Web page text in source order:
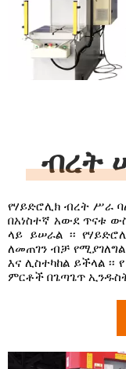
ብረት
የሃይድሮሊክ ብረት ሥራ
በአነስተኛ አውደ ጥናቱ
ላይ ይሠራል ፡፡
ለመጠገን ብቻ
እና ሊስተካከል ይችላል
ምርቶች በጌጣጌጥ